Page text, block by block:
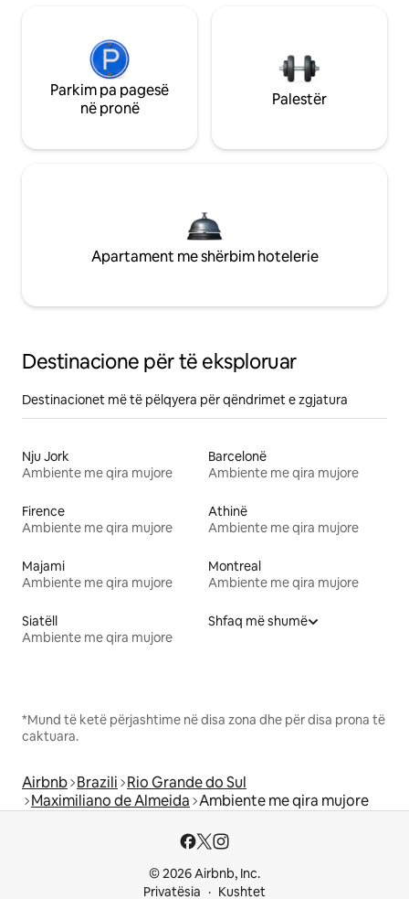
Parkim pa pagesë
në pronë
Palestër
Apartament me shërbim hotelerie
Destinacione për të eksploruar
Destinacionet më të pëlqyera për qëndrimet e zgjatura
Nju Jork
Ambiente me qira mujore
Barcelonë
Ambiente me qira mujore
Firence
Ambiente me qira mujore
Athinë
Ambiente me qira mujore
Majami
Ambiente me qira mujore
Montreal
Ambiente me qira mujore
Siatëll
Ambiente me qira mujore
Shfaq më shumë
*Mund të ketë përjashtime në disa zona dhe për disa prona të
caktuara.
Airbnb Brazili Rio Grande do Sul
Maximiliano de Almeida Ambiente me qira mujore
© 2026 Airbnb, Inc.
Privatësia
Kushtet